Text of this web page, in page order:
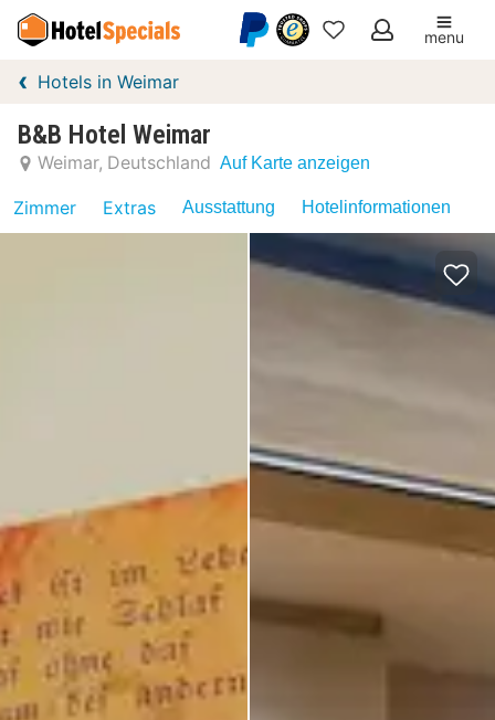
Meine
menu
Hotels in Weimar
B&B Hotel Weimar
Weimar Deutschland Auf Karte anzeigen
Zimmer Extras Ausstattung Hotelinformationen